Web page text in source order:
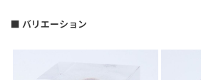
■ バリエーション